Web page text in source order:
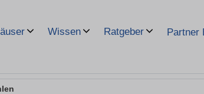
Wissen Ratgeber Partner